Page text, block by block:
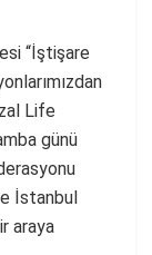
“İştişare
Life
günü
İstanbul
araya